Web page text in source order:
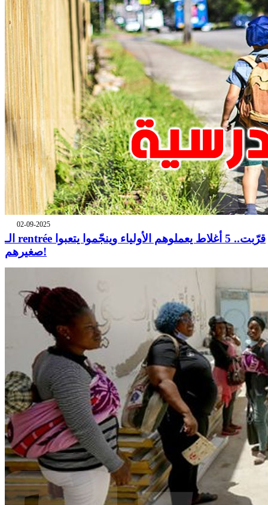
02-09-2025
الـ rentrée قرّبت.. 5 أغلاط يعملوهم الأولياء وينجّموا يتعبوا
صغيرهم!